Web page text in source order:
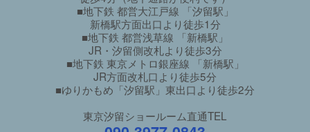
■地下鉄 都営大江戸線 「汐留駅」
新橋駅方面出口より徒歩1分
■地下鉄 都営浅草線 「新橋駅」
JR・汐留側改札より徒歩3分
■地下鉄 東京メトロ銀座線 「新橋駅」
JR方面改札口より徒歩5分
■ゆりかもめ「汐留駅」東出口より徒歩2分
東京汐留ショールーム直通TEL